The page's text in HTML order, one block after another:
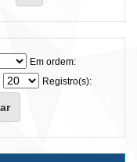
Em ordem:
Registro(s):